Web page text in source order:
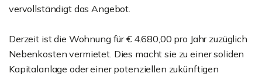
vervollständigt das Angebot.
Derzeit ist die Wohnung für € 4.680,00 pro Jahr zuzüglich
Nebenkosten vermietet. Dies macht sie zu einer soliden
Kapitalanlage oder einer potenziellen zukünftigen